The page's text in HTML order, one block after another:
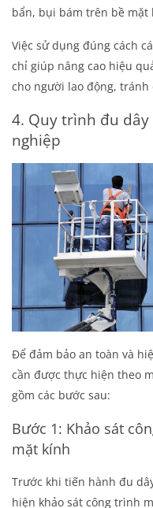
bẩn, bụi bám trên bề mặt
Việc sử dụng đúng cách
chỉ giúp nâng cao hiệu
cho người lao động, tránh
4. Quy trình đu
nghiệp
Để đảm bảo an toàn và
cần được thực hiện theo
gồm các bước sau:
Bước 1: Khảo sát
mặt kính
Trước khi tiến hành đu
hiện khảo sát công trình